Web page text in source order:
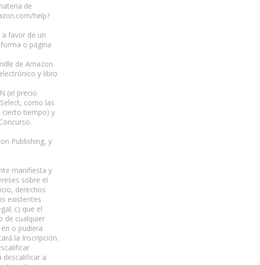
de
help?
favor de un
o página
de Amazon
y libro
(el precio
como las
cierto tiempo) y
Publishing, y
manifiesta y
sobre el
derechos
existentes
c) que el
de cualquier
o pudiera
la Inscripción.
descalificar a